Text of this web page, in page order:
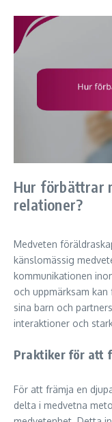
Hur förbättrar
relationer?
Medveten
känslomässig
kommunikationen
och uppmärksam
sina barn och
interaktioner och
Praktiker för att
För att främja en
delta i medvetna